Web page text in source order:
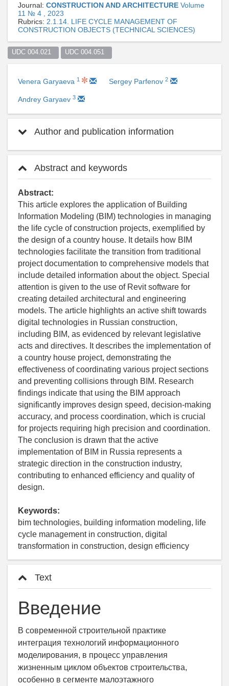
Journal: CONSTRUCTION AND ARCHITECTURE Volume
11 № 4 , 2023
Rubrics: 2.1.14. LIFE CYCLE MANAGEMENT OF
CONSTRUCTION OBJECTS (TECHNICAL SCIENCES)
UDC 004.021 UDC 004.051
Venera Garyaeva 1 Sergey Parfenov 2
Andrey Garyaev 3
Author and publication information
Abstract and keywords
Abstract:
This article explores the application of Building
Information Modeling (BIM) technologies in managing
the life cycle of construction projects, exemplified by
the design of a country house. It details how BIM
technologies facilitate the transition from traditional
project documentation to comprehensive models that
include detailed information about the object. Special
attention is given to the use of Revit software for
creating detailed architectural and engineering
models. The article highlights an active shift towards
digital technologies in Russian construction,
including BIM, as evidenced by relevant legislative
acts and directives. It describes the implementation of
a country house project, demonstrating the
effectiveness of coordinating various project sections
and preventing collisions through BIM. Research
findings indicate that using the BIM approach
significantly improves design speed, decision-making
accuracy, and process coordination, which is crucial
for projects requiring high precision and coordination.
The conclusion is drawn that the active
implementation of BIM in Russia represents a
strategic direction in the construction industry,
contributing to enhanced efficiency and quality of
design.
Keywords:
bim technologies, building information modeling, life
cycle management in construction, digital
transformation in construction, design efficiency
Text
Введение
В современной строительной практике
интеграция технологий информационного
моделирования, в процесс управления
жизненным циклом объектов строительства,
особенно в сегменте малоэтажного